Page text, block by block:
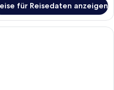
für Reisedaten anzeigen
Ein Hotelzimmer mit Fernseher,